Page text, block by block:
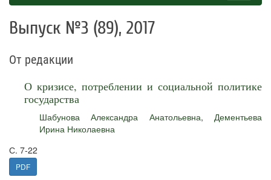
Выпуск №3 (89), 2017
От редакции
О кризисе, потреблении и социальной политике
государства
Шабунова Александра Анатольевна,Дементьева
Ирина Николаевна
С. 7-22
PDF